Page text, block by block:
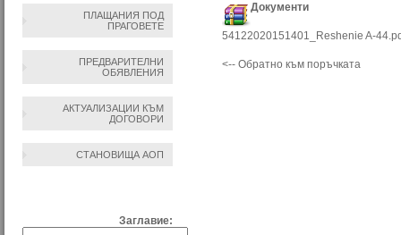
ПЛАЩАНИЯ ПОД
ПРАГОВЕТЕ
ПРЕДВАРИТЕЛНИ
ОБЯВЛЕНИЯ
АКТУАЛИЗАЦИИ КЪМ
ДОГОВОРИ
СТАНОВИЩА АОП
Заглавие:
Документи
54122020151401_Reshenie A-
<-- Обратно към поръчката